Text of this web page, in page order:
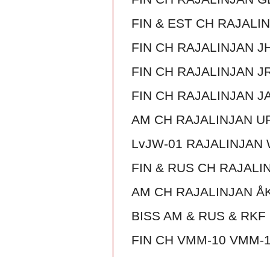
FIN & EST CH
FIN CH RAJALINJAN
FIN CH RAJALINJAN
FIN CH RAJALINJAN
AM CH RAJALINJAN
LvJW-01 RAJALINJAN
FIN & RUS CH
AM CH RAJALINJAN
BISS AM & RUS &
FIN CH VMM-10 VMM-